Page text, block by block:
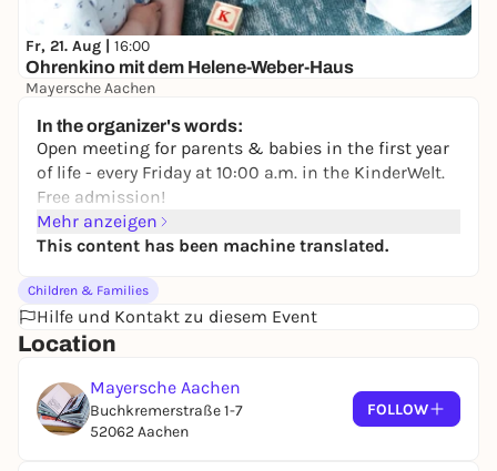
Fr, 21. Aug | 16:00
Ohrenkino mit dem Helene-Weber-Haus
Mayersche Aachen
In the organizer's words:
Open meeting for parents & babies in the first year
of life - every Friday at 10:00 a.m. in the KinderWelt.
Free admission!
Mehr anzeigen
This content has been machine translated.
Children & Families
Hilfe und Kontakt zu diesem Event
Location
Mayersche Aachen
Buchkremerstraße 1-7
52062 Aachen
FOLLOW